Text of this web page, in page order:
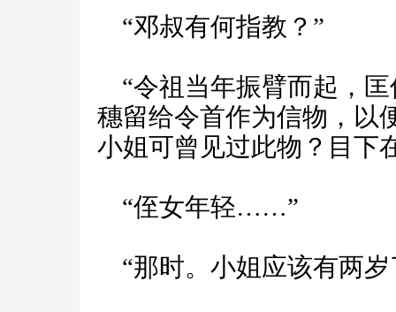
“邓叔有何指教？”
“令祖当年振臂而起，
穗留给令首作为信物，以
小姐可曾见过此物？目下
“侄女年轻……”
“那时。小姐应该有两